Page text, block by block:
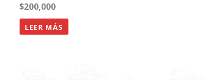
$200,000
LEER MÁS